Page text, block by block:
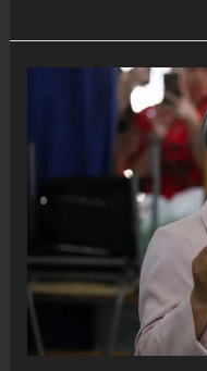
de
en
vivo
Comienza
la
votación
de